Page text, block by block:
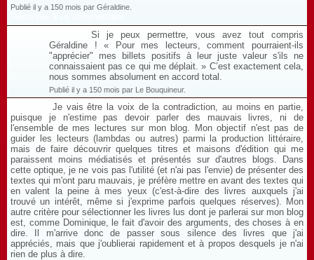
Publié il y a 150 mois par Géraldine.
Si je peux permettre, vous avez tout compris
Géraldine ! « Pour mes lecteurs, comment pourraient-ils
"apprécier" mes billets positifs à leur juste valeur s'ils ne
connaissaient pas ce qui me déplait. » C’est exactement cela,
nous sommes absolument en accord total.
Publié il y a 150 mois par Le Bouquineur.
Je vais être la voix de la contradiction, au moins en partie,
puisque je n'estime pas devoir parler des mauvais livres, ni de
l'ensemble de mes lectures sur mon blog. Mon objectif n'est pas de
guider les lecteurs (lambdas ou autres) parmi la production littéraire,
mais de faire découvrir quelques titres et maisons d'édition qui me
paraissent moins médiatisés et présentés sur d'autres blogs. Dans
cette optique, je ne vois pas l'utilité (et n'ai pas l'envie) de présenter des
textes qui m'ont paru mauvais, je préfère mettre en avant des textes qui
en valent la peine à mes yeux (c'est-à-dire des livres auxquels j'ai
trouvé un intérêt, même si j'exprime parfois quelques réserves). Mon
autre critère pour sélectionner les livres lus dont je parlerai sur mon blog
est, comme Dominique, le fait d'avoir des arguments, des choses à en
dire. Il m'arrive donc de passer sous silence des livres que j'ai
appréciés, mais que j'oublierai rapidement et à propos desquels je n'ai
rien de plus à dire.